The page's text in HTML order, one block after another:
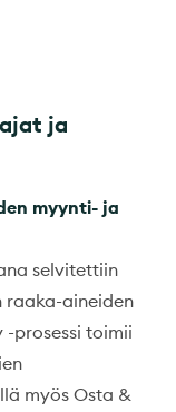
ja
myynti- ja
selvitettiin
aineiden
prosessi toimii
myös Osta &